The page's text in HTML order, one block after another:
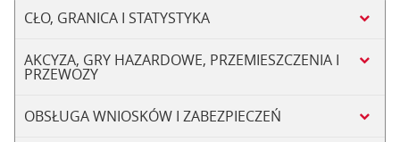
CŁO, GRANICA I STATYSTYKA
AKCYZA, GRY HAZARDOWE, PRZEMIESZCZENIA I
PRZEWOZY
OBSŁUGA WNIOSKÓW I ZABEZPIECZEŃ